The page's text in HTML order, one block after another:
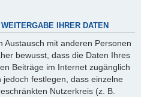
IHRER DATEN
Austausch mit anderen Personen
bewusst, dass die Daten Ihres
Beiträge im Internet zugänglich
festlegen, dass einzelne
Nutzerkreis (z. B.